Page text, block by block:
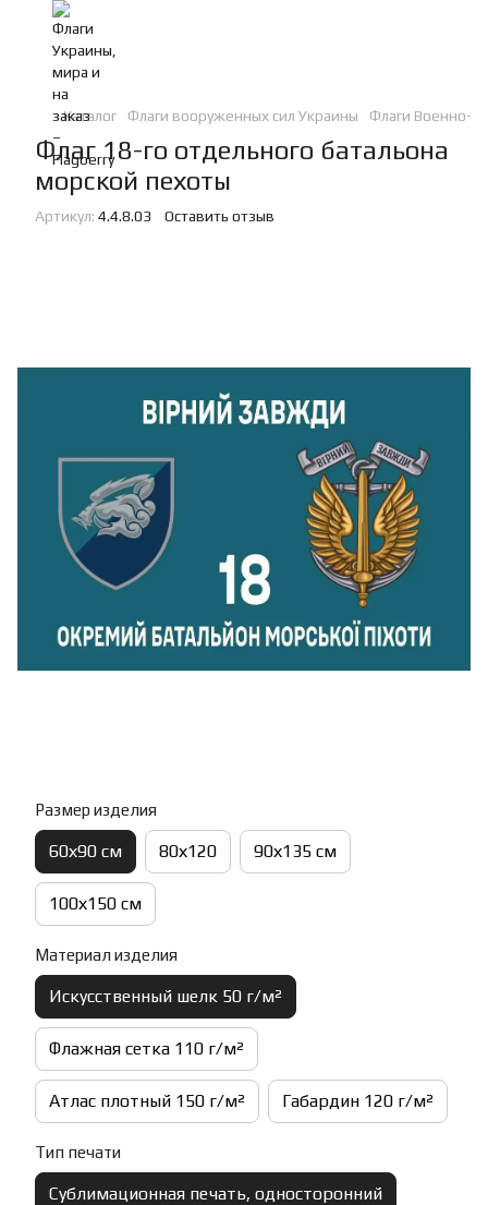
Каталог Флаги вооруженных сил Украины Флаги Военно-
Флаг 18-го отдельного батальона
морской пехоты
Артикул: 4.4.8.03 Оставить отзыв
Размер изделия
60х90 см 80х120 90х135 см
100х150 см
Материал изделия
Искусственный шелк 50 г/м²
Флажная сетка 110 г/м²
Атлас плотный 150 г/м² Габардин 120 г/м²
Тип печати
Сублимационная печать, односторонний